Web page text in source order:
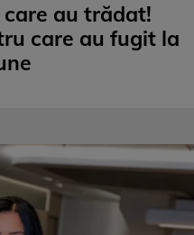
care au trădat!
care au fugit la